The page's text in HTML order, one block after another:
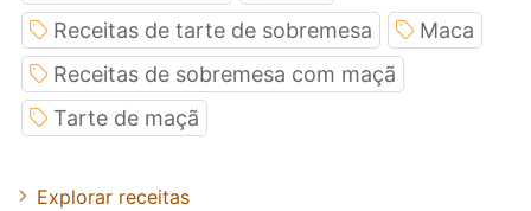
Receitas de tarte de sobremesa
Maca
Receitas de sobremesa com maçã
Tarte de maçã
Explorar receitas